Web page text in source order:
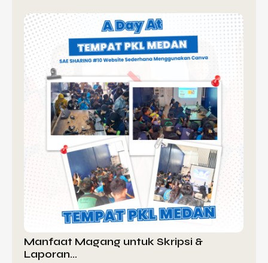
Manfaat Magang untuk Skripsi &
Laporan…